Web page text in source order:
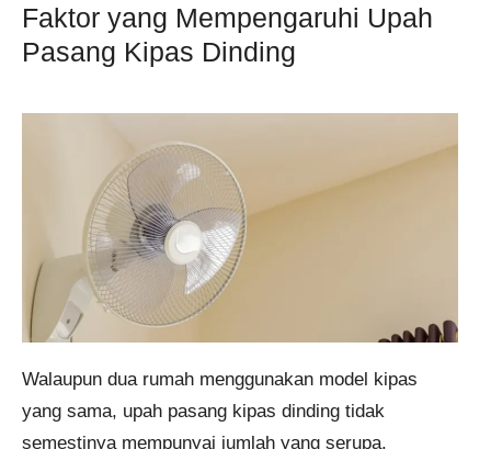
Faktor yang Mempengaruhi Upah
Pasang Kipas Dinding
Walaupun dua rumah menggunakan model kipas
yang sama, upah pasang kipas dinding tidak
semestinya mempunyai jumlah yang serupa.